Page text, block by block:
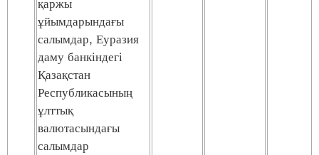
ұйымдарындағы
салымдар, Еуразия
даму банкіндегі
Қазақстан
Республикасының
ұлттық
валютасындағы
салымдар